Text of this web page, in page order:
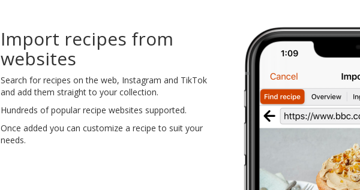
Import recipes from
websites
Search for recipes on the web, Instagram and TikTok
and add them straight to your collection.
Hundreds of popular recipe websites supported.
Once added you can customize a recipe to suit your
needs.